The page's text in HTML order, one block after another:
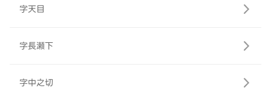
字天目
字長瀬下
字中之切